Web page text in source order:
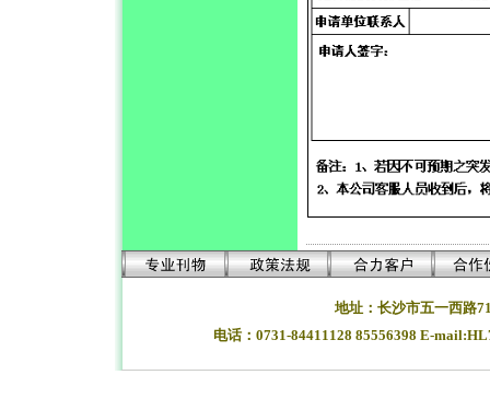
地址：长沙市五一西路
电话：0731-84411128 85556398 E-